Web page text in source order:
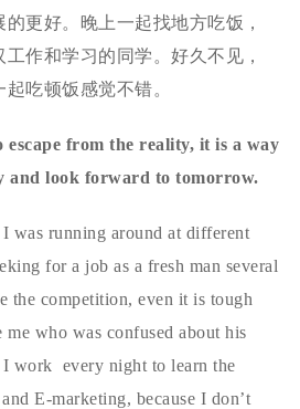
更好。晚上一起找地方吃饭，
作和学习的同学。好久不见，
吃顿饭感觉不错。
escape from the reality, it is a way
and look forward to tomorrow.
was running around at different
for a job as a fresh man several
the competition, even it is tough
who was confused about his
work every night to learn the
E-marketing, because I don’t